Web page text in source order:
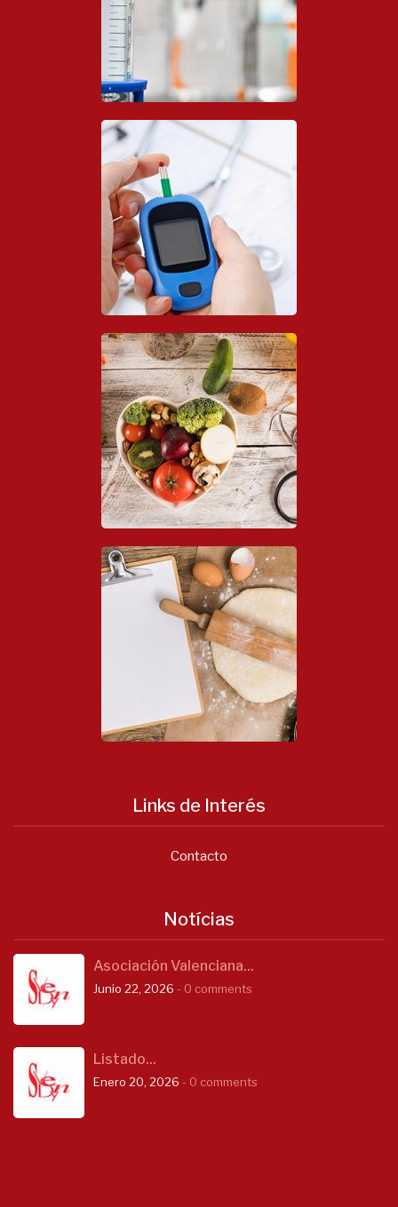
Links de Interés
Contacto
Notícias
Asociación Valenciana...
Junio 22, 2026 - 0 comments
Listado...
Enero 20, 2026 - 0 comments